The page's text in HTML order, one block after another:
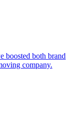
boosted both brand
company.